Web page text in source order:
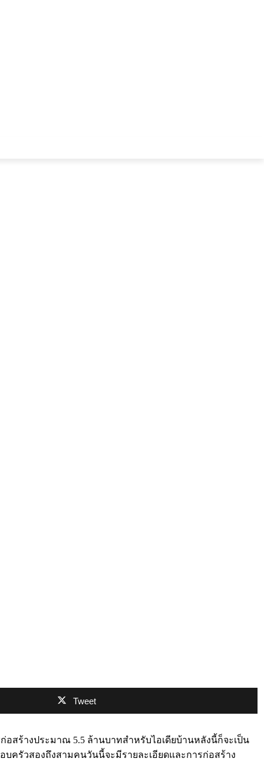
Tweet
สร้างประมาณ 5.5 ล้านบาทสำหรับไอเดียบ้านหลังนี้ก็จะเป็น
ครัวสองถึงสามคนวันนี้จะมีรายละเอียดและการก่อสร้าง